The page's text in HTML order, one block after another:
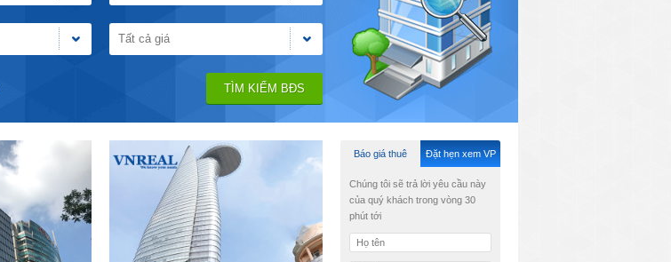
Tất cả giá
Báo giá thuê Đặt hẹn xem VP
Chúng tôi sẽ trả lời yêu cầu này
của quý khách trong vòng 30
phút tới